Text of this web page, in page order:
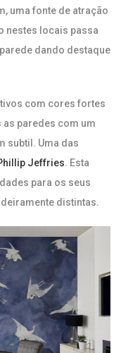
uma fonte de atração
nestes locais passa
dando destaque
com cores fortes
paredes com um
subtil. Uma das
Jeffries. Esta
para os seus
distintas.